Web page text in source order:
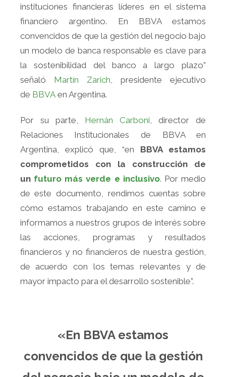
instituciones financieras líderes en el sistema
financiero argentino. En BBVA estamos
convencidos de que la gestión del negocio bajo
un modelo de banca responsable es clave para
la sostenibilidad del banco a largo plazo”
señaló Martín Zarich, presidente ejecutivo
de BBVAen Argentina.
Por su parte, Hernán Carboni , director de
Relaciones Institucionales de BBVA en
Argentina, explicó que, “en BBVA estamos
comprometidos con la construcción de
un futuro más verde e inclusivo. Por medio
de este documento, rendimos cuentas sobre
cómo estamos trabajando en este camino e
informamos a nuestros grupos de interés sobre
las acciones, programas y resultados
financieros y no financieros de nuestra gestión,
de acuerdo con los temas relevantes y de
mayor impacto para el desarrollo sostenible”.
«En BBVA estamos
convencidos de que la gestión